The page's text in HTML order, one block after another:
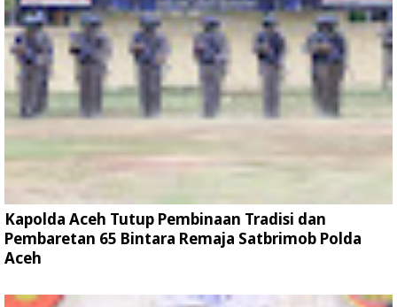
Kapolda Aceh Tutup Pembinaan Tradisi dan
Pembaretan 65 Bintara Remaja Satbrimob Polda
Aceh